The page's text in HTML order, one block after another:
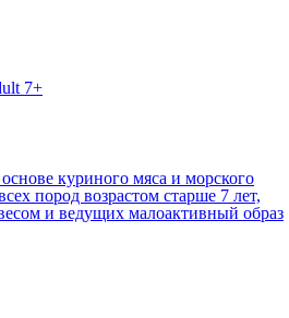
7+
куриного мяса и морского
пород возрастом старше 7 лет,
и ведущих малоактивный образ